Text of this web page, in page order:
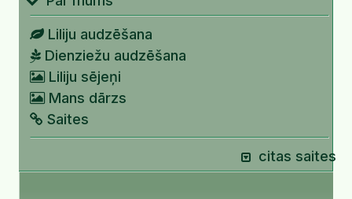
Liliju audzēšana
Dienziežu audzēšana
Liliju sējeņi
Mans dārzs
Saites
citas saites